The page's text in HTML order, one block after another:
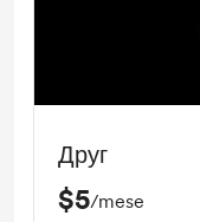
Друг
$5/mese